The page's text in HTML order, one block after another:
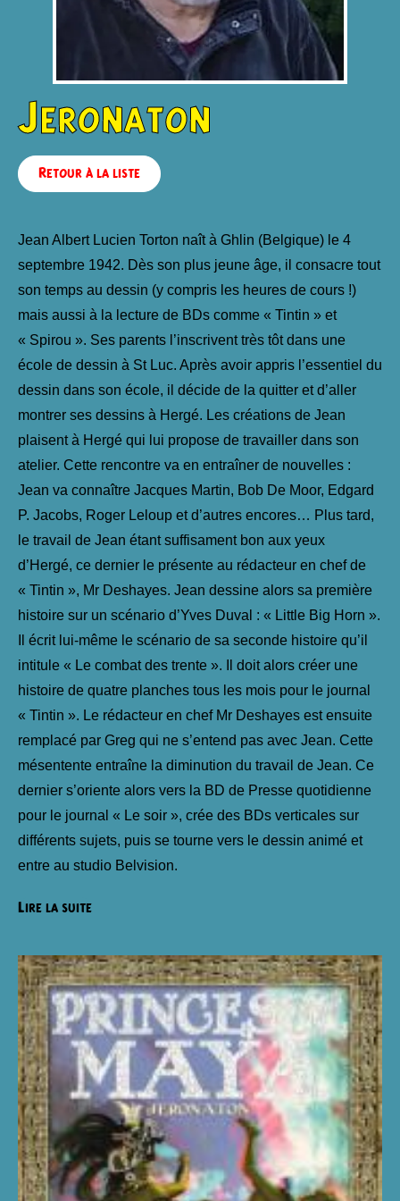
Jeronaton
Retour à la liste
Jean Albert Lucien Torton naît à Ghlin (Belgique) le 4
septembre 1942. Dès son plus jeune âge, il consacre tout
son temps au dessin (y compris les heures de cours !)
mais aussi à la lecture de BDs comme « Tintin » et
« Spirou ». Ses parents l’inscrivent très tôt dans une
école de dessin à St Luc. Après avoir appris l’essentiel du
dessin dans son école, il décide de la quitter et d’aller
montrer ses dessins à Hergé. Les créations de Jean
plaisent à Hergé qui lui propose de travailler dans son
atelier. Cette rencontre va en entraîner de nouvelles :
Jean va connaître Jacques Martin, Bob De Moor, Edgard
P. Jacobs, Roger Leloup et d’autres encores… Plus tard,
le travail de Jean étant suffisament bon aux yeux
d’Hergé, ce dernier le présente au rédacteur en chef de
« Tintin », Mr Deshayes. Jean dessine alors sa première
histoire sur un scénario d’Yves Duval : « Little Big Horn ».
Il écrit lui-même le scénario de sa seconde histoire qu’il
intitule « Le combat des trente ». Il doit alors créer une
histoire de quatre planches tous les mois pour le journal
« Tintin ». Le rédacteur en chef Mr Deshayes est ensuite
remplacé par Greg qui ne s’entend pas avec Jean. Cette
mésentente entraîne la diminution du travail de Jean. Ce
dernier s’oriente alors vers la BD de Presse quotidienne
pour le journal « Le soir », crée des BDs verticales sur
différents sujets, puis se tourne vers le dessin animé et
entre au studio Belvision.
Lire la suite